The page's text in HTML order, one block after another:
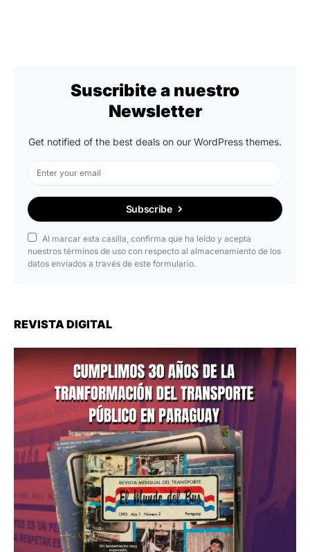
Suscribite a nuestro
Newsletter
Get notified of the best deals on our WordPress themes.
Subscribe
Al marcar esta casilla, confirma que ha leído y acepta
nuestros términos de uso con respecto al almacenamiento de los
datos enviados a través de este formulario.
REVISTA DIGITAL